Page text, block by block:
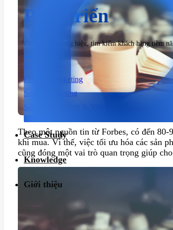
Phát triển
Phát triển thương hiệu, tìm kiếm khách hàng tiềm
SEO
Content Marketing
Social Marketing
Sản xuất hình ảnh & Video
Quảng cáo trả phí
Dịch vụ chăm sóc website
Case Study
Knowledge
Giới thiệu
Giới thiệu
Tin tức
Sự kiện
Theo một nguồn tin từ Forbes, có đến
khi mua. Vì thế, việc tối ưu hóa các sản
cũng đóng một vai trò quan trọng giúp